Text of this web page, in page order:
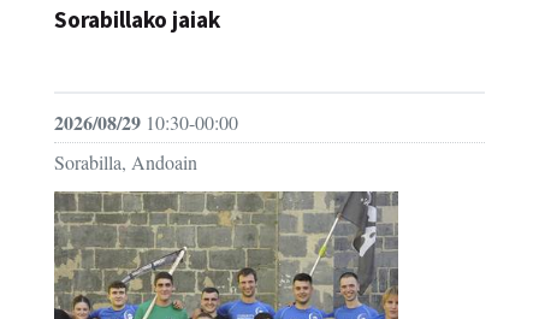
Sorabillako jaiak
2026/08/29 10:30-00:00
Sorabilla, Andoain